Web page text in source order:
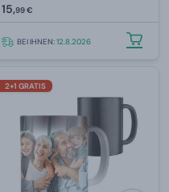
15,99 €
BEI IHNEN:12.8.2026
2+1 GRATIS